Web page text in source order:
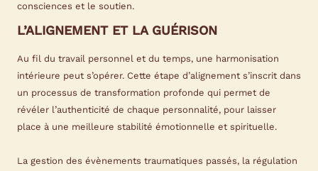
consciences et le soutien.
L’ALIGNEMENT ET LA GUÉRISON
Au fil du travail personnel et du temps, une harmonisation
intérieure peut s’opérer. Cette étape d’alignement s’inscrit dans
un processus de transformation profonde qui permet de
révéler l’authenticité de chaque personnalité, pour laisser
place à une meilleure stabilité émotionnelle et spirituelle.
La gestion des évènements traumatiques passés, la régulation